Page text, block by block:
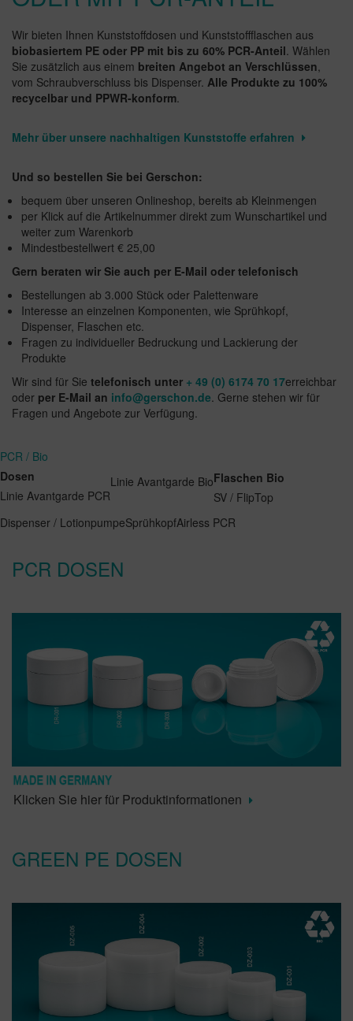
Wir bieten Ihnen Kunststoffdosen und Kunststoffflaschen aus
biobasiertem PE oder PP mit bis zu 60% PCR-Anteil . Wählen
Sie zusätzlich aus einem breiten Angebot an Verschlüssen
vom Schraubverschluss bis Dispenser. Alle Produkte zu 100%
recycelbar und PPWR-konform
Mehr über unsere nachhaltigen Kunststoffe erfahren
Und so bestellen Sie bei Gerschon:
bequem über unseren Onlineshop, bereits ab Kleinmengen
per Klick auf die Artikelnummer direkt zum Wunschartikel und
weiter zum Warenkorb
Mindestbestellwert € 25,00
Gern beraten wir Sie auch per E-Mail oder telefonisch
Bestellungen ab 3.000 Stück oder Palettenware
Interesse an einzelnen Komponenten, wie Sprühkopf,
Dispenser, Flaschen etc.
Fragen zu individueller Bedruckung und Lackierung der
Produkte
Wir sind für Sie telefonisch unter + 49 (0) 6174 70 17erreichbar
oder per E-Mail an info@gerschon.de . Gerne stehen wir für
Fragen und Angebote zur Verfügung.
PCR / Bio
Dosen
Linie Avantgarde PCR
Linie Avantgarde BioFlaschen Bio
SV / FlipTop
Dispenser / LotionpumpeSprühkopfAirless PCR
PCR DOSEN
Klicken Sie hier für Produktinformationen
GREEN PE DOSEN